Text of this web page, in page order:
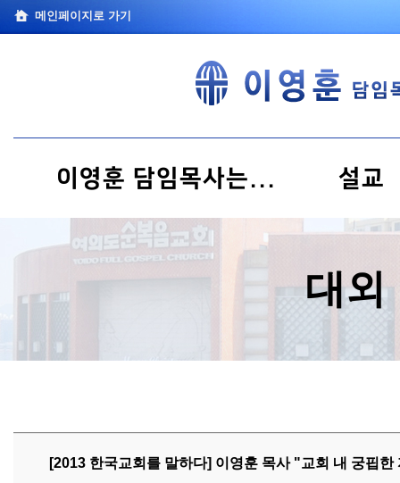
메인페이지로 가기
이영훈 담임목사는... 설교
대외
[2013 한국교회를 말하다] 이영훈 목사 "교회 내 궁핍한